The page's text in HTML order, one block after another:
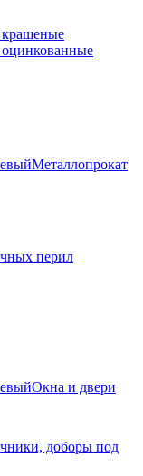
Металлопрокат
перил
Окна и двери
доборы под